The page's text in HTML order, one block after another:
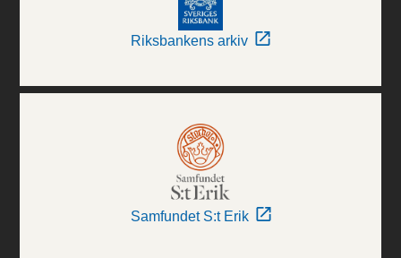
Riksbankens arkiv
Samfundet S:t Erik